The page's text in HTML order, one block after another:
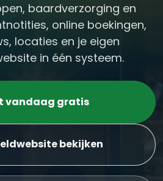
baardverzorging en
online boekingen,
locaties en je eigen
in één systeem.
vandaag gratis
bekijken